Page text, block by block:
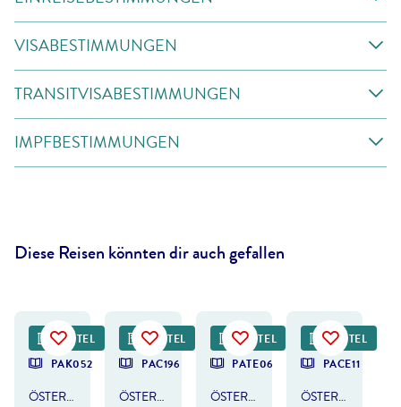
VISABESTIMMUNGEN
TRANSITVISABESTIMMUNGEN
IMPFBESTIMMUNGEN
Diese Reisen könnten dir auch gefallen
HOTEL
PAK052
ÖSTERREICH - KÄRNTEN
HOTEL
PAC196
ÖSTERREICH - SALZBURGER LAND
DEALHOTEL
PATE06
ÖSTERREICH/TIROL - PITZTAL
HOTEL
PACE11
ÖSTERREICH - SALZBURGER LAND